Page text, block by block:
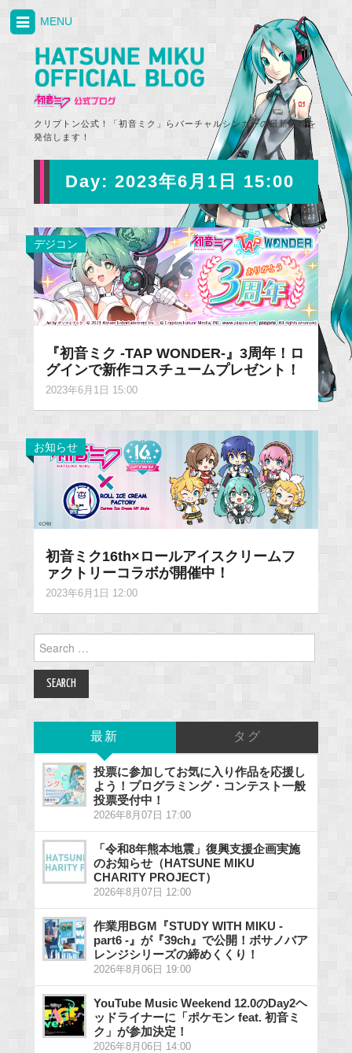
クリプトン公式！「初音ミク」らバーチャルシンガーの最新情報を
発信します！
MENU
Day: 2023年6月1日 15:00
デジコン
『初音ミク -TAP WONDER-』3周年！ロ
グインで新作コスチュームプレゼント！
2023年6月1日 15:00
お知らせ
初音ミク16th×ロールアイスクリームフ
ァクトリーコラボが開催中！
2023年6月1日 12:00
for:
最新 タグ
投票に参加してお気に入り作品を応援し
よう！プログラミング・コンテスト一般
投票受付中！
2026年8月07日 17:00
「令和8年熊本地震」復興支援企画実施
のお知らせ（HATSUNE MIKU
CHARITY PROJECT）
2026年8月07日 12:00
作業用BGM『STUDY WITH MIKU -
part6 -』が『39ch』で公開！ボサノバア
レンジシリーズの締めくくり！
2026年8月06日 19:00
YouTube Music Weekend 12.0のDay2ヘ
ッドライナーに「ポケモン feat. 初音ミ
ク」が参加決定！
2026年8月06日 14:00